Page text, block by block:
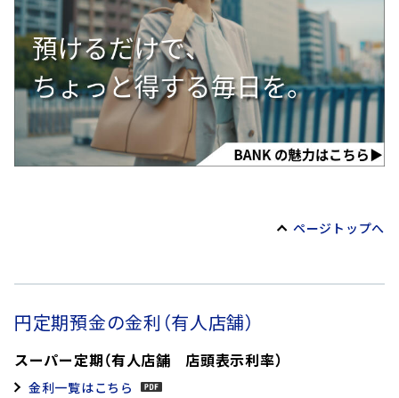
ページトップへ
円定期預金の金利（有人店舗）
スーパー定期（有人店舗 店頭表示利率）
金利一覧はこちら